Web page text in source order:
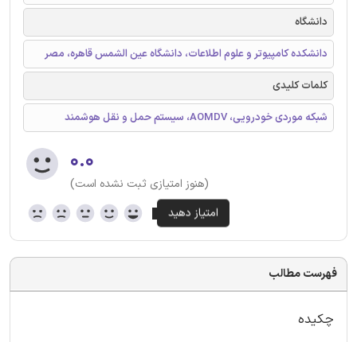
دانشگاه
دانشکده کامپیوتر و علوم اطلاعات، دانشگاه عین الشمس قاهره، مصر
کلمات کلیدی
شبکه موردی خودرویی، AOMDV، سیستم حمل و نقل هوشمند
۰.۰
(هنوز امتیازی ثبت نشده است)
فهرست مطالب
چکیده